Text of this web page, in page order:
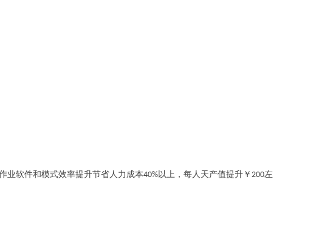
业软件和模式效率提升节省人力成本40%以上，每人天产值提升￥ 200左